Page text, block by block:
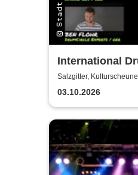
International
Meeting Konzert
Kulturscheune
Salzgitter, Kulturscheune
03.10.2026